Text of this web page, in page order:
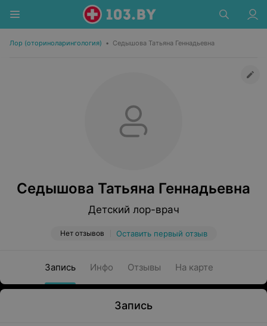
Лор (оториноларингология) • Седышова Татьяна Геннадьевна
Седышова Татьяна Геннадьевна
Детский лор-врач
Нет отзывов Оставить первый отзыв
Запись Инфо Отзывы На карте
Запись